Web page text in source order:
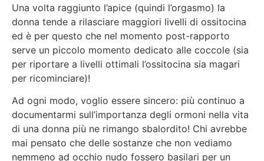
Una volta raggiunto l’apice (quindi l’orgasmo) la
donna tende a rilasciare maggiori livelli di ossitocina
ed è per questo che nel momento post-rapporto
serve un piccolo momento dedicato alle coccole (sia
per riportare a livelli ottimali l’ossitocina sia magari
per ricominciare)!
Ad ogni modo, voglio essere sincero: più continuo a
documentarmi sull’importanza degli ormoni nella vita
di una donna più ne rimango sbalordito! Chi avrebbe
mai pensato che delle sostanze che non vediamo
nemmeno ad occhio nudo fossero basilari per un